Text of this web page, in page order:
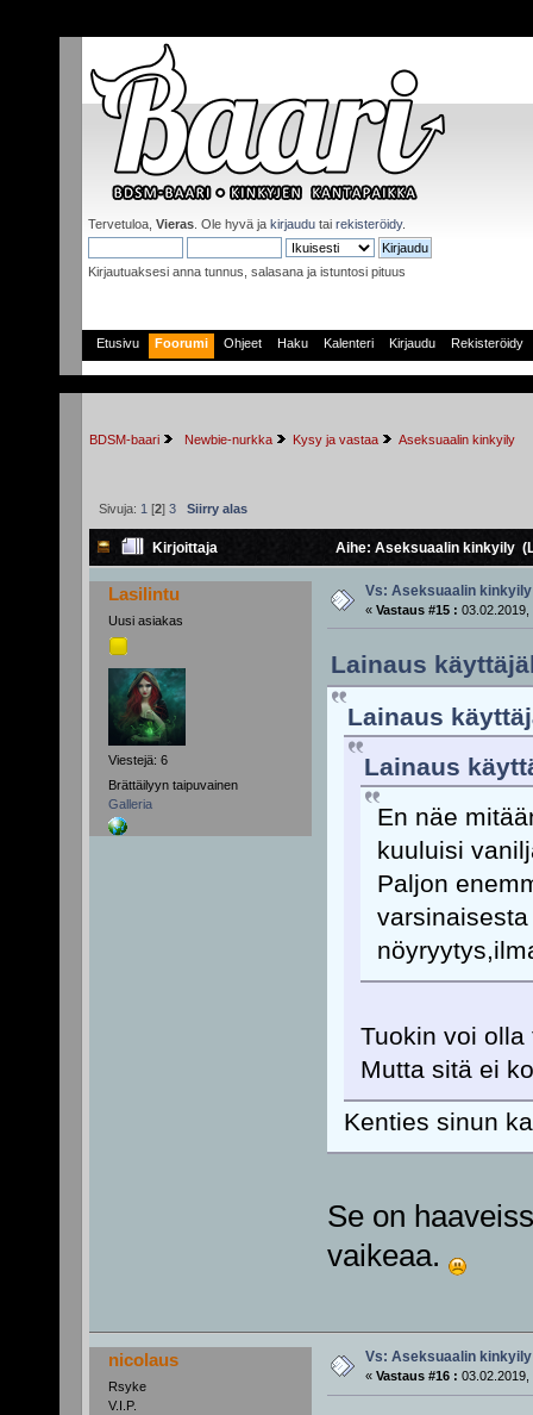
Tervetuloa, Vieras . Ole hyvä ja kirjaudu tai rekisteröidy.
Kirjautuaksesi anna tunnus, salasana ja istuntosi pituus
Etusivu Foorumi Ohjeet Haku Kalenteri Kirjaudu Rekisteröidy
BDSM-baari Newbie-nurkka Kysy ja vastaa Aseksuaalin kinkyily
Sivuja: 1 [2] 3 Siirry alas
Kirjoittaja Aihe: Aseksuaalin kinkyily
Lasilintu
Uusi asiakas
Viestejä: 6
Brättäilyyn taipuvainen
Galleria
Vs: Aseksuaalin kinkyily
« Vastaus #15 : 03.02.2019,
Lainaus
Lainaus
Lainaus
En näe
kuuluisi
Paljon
Tuokin voi
Mutta sitä ei
Kenties sinun
Se on
vaikeaa.
nicolaus
Rsyke
V.I.P.
Vs: Aseksuaalin kinkyily
« Vastaus #16 : 03.02.2019,